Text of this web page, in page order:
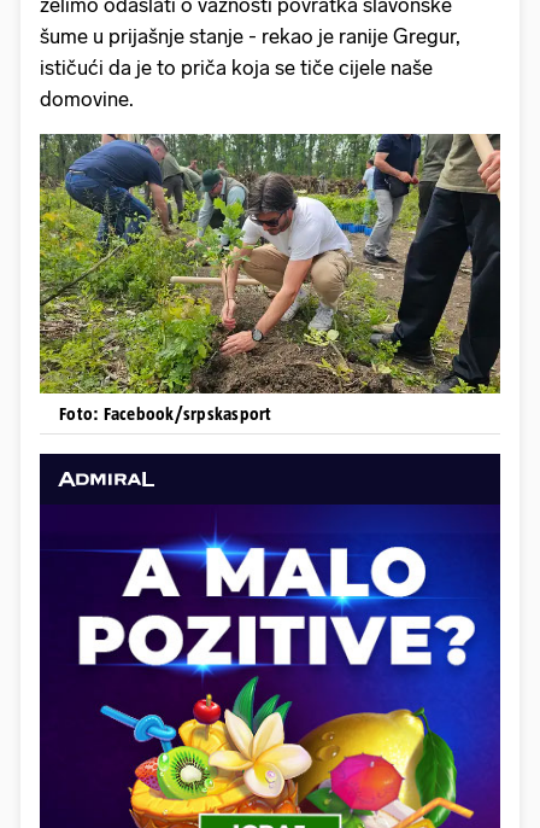
želimo odaslati o važnosti povratka slavonske
šume u prijašnje stanje - rekao je ranije Gregur,
ističući da je to priča koja se tiče cijele naše
domovine.
Foto: Facebook/srpskasport